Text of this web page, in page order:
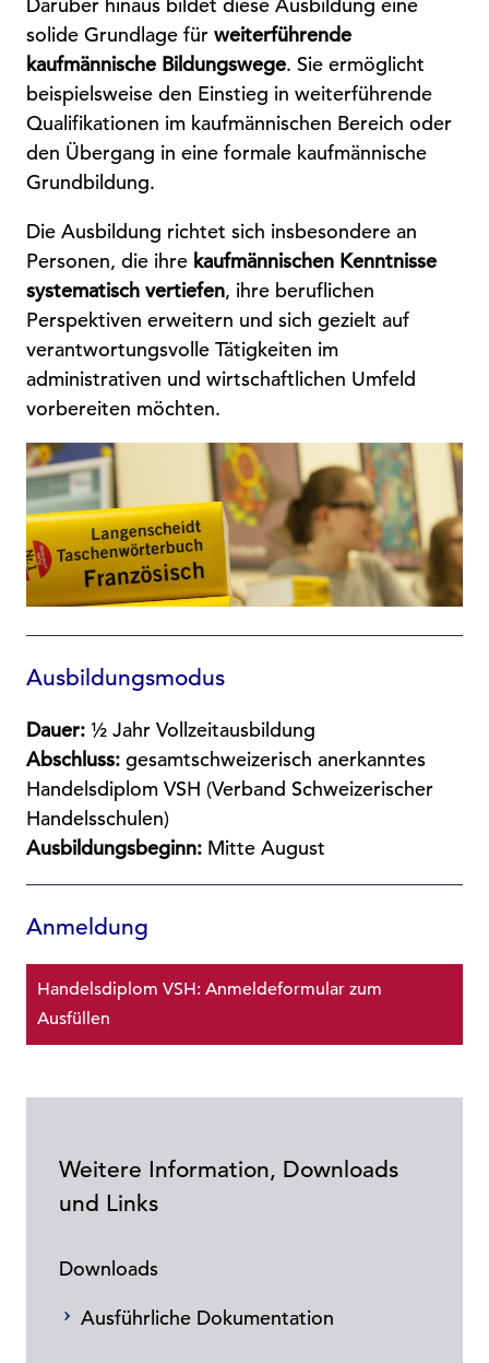
solide Grundlage für weiterführende
kaufmännische Bildungswege. Sie ermöglicht
beispielsweise den Einstieg in weiterführende
Qualifikationen im kaufmännischen Bereich oder
den Übergang in eine formale kaufmännische
Grundbildung.
Die Ausbildung richtet sich insbesondere an
Personen, die ihre kaufmännischen Kenntnisse
systematisch vertiefen, ihre beruflichen
Perspektiven erweitern und sich gezielt auf
verantwortungsvolle Tätigkeiten im
administrativen und wirtschaftlichen Umfeld
vorbereiten möchten.
Ausbildungsmodus
Dauer: ½ Jahr Vollzeitausbildung
Abschluss: gesamtschweizerisch anerkanntes
Handelsdiplom VSH (Verband Schweizerischer
Handelsschulen)
Ausbildungsbeginn: Mitte August
Anmeldung
Handelsdiplom VSH: Anmeldeformular zum
Ausfüllen
Weitere Information, Downloads
und Links
Downloads
Ausführliche Dokumentation